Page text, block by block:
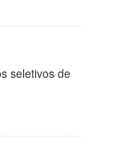
seletivos de